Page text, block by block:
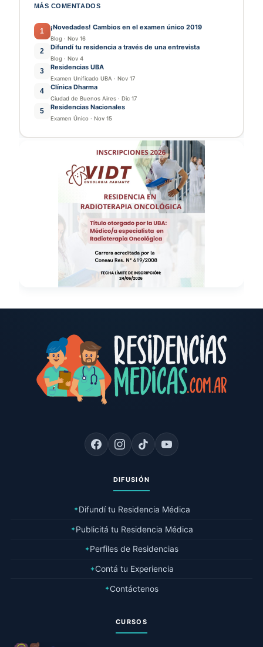
MÁS COMENTADOS
1 ¡Novedades! Cambios en el examen único 2019
Blog · Nov 16
2 Difundí tu residencia a través de una entrevista
Blog · Nov 4
3 Residencias UBA
Examen Unificado UBA · Nov 17
4 Clínica Dharma
Ciudad de Buenos Aires · Dic 17
5 Residencias Nacionales
Examen Único · Nov 15
DIFUSIÓN
✦Difundí tu Residencia Médica
✦Publicitá tu Residencia Médica
✦Perfiles de Residencias
✦Contá tu Experiencia
✦Contáctenos
CURSOS